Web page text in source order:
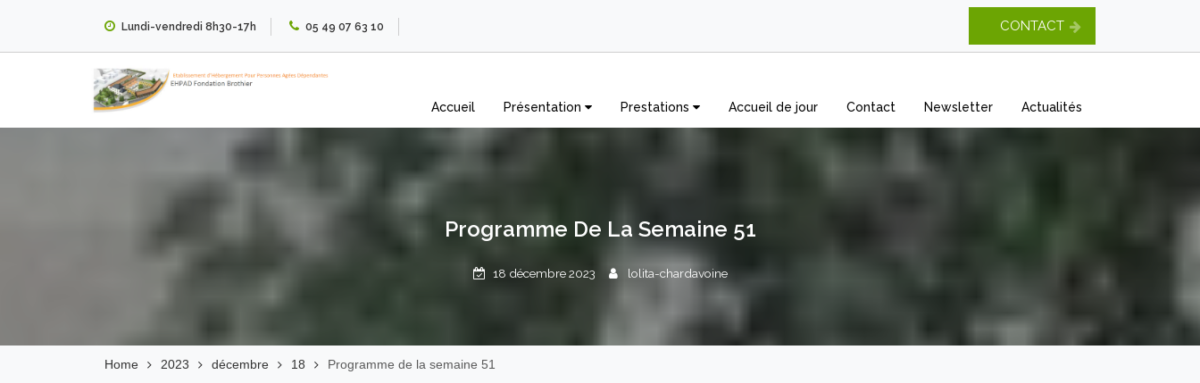
content
Lundi-vendredi 8h30-17h 05 49 07 63 10 CONTACT
EHPAD Fondation
Accueil Présentation Prestations Accueil de jour Contact Newsletter Actualités
Programme De La Semaine 51
18 décembre 2023 lolita-chardavoine
Home 2023 décembre 18 Programme de la semaine 51